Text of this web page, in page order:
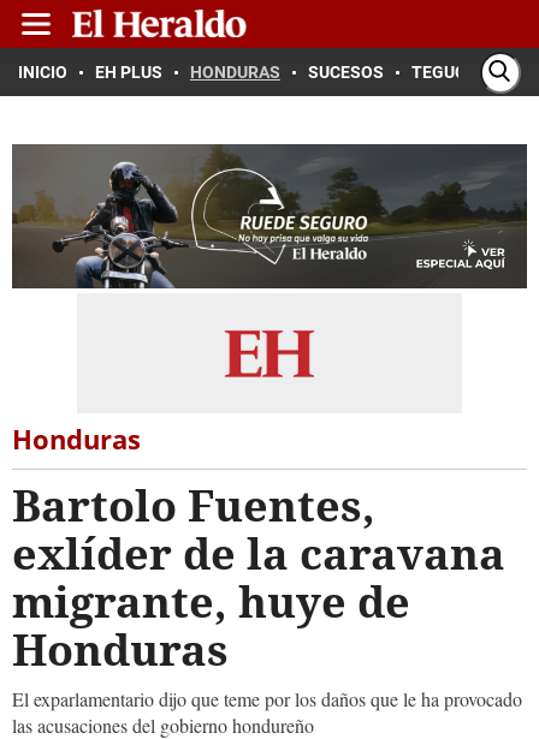
INICIO EH PLUS HONDURAS SUCESOS TEGUCIGALPA
Honduras
Bartolo Fuentes,
exlíder de la caravana
migrante, huye de
Honduras
El exparlamentario dijo que teme por los daños que le ha provocado
las acusaciones del gobierno hondureño